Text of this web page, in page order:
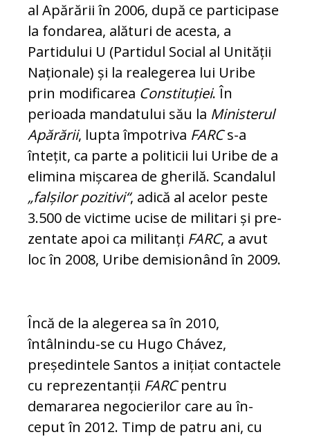
al Apă­rării în 2006, după ce participase
la fondarea, alături de acesta, a
Partidului U (Partidul Social al Unității
Naționale) și la realegerea lui Uribe
prin modificarea Cons­tituției. În
perioada mandatului său la Mi­nisterul
Apărării, lupta împotriva FARCs-a
întețit, ca parte a politicii lui Uribe de a
elimina mișcarea de gherilă. Scandalul
„falșilor pozitivi“, adică al acelor peste
3.500 de victime ucise de militari și pre­
zentate apoi ca militanți FARC, a avut
loc în 2008, Uribe demisionând în 2009.
Încă de la alegerea sa în 2010,
întâlnindu-se cu Hugo Chávez,
președintele Santos a inițiat contactele
cu reprezentanții FARCpentru
demararea negocierilor care au în­
ceput în 2012. Timp de patru ani, cu